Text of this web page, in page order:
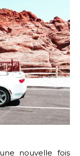
nouvelle fois